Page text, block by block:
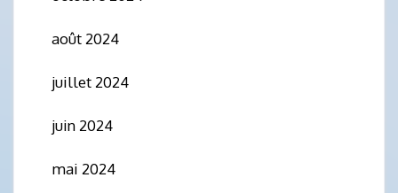
août 2024
juillet 2024
juin 2024
mai 2024